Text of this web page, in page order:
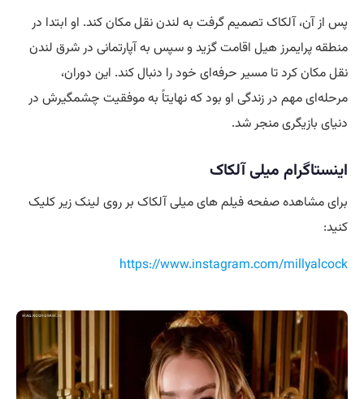
پس از آن، آلکاک تصمیم گرفت به لندن نقل مکان کند. او ابتدا در
منطقه پرایمرز هیل اقامت گزید و سپس به آپارتمانی در شرق لندن
نقل مکان کرد تا مسیر حرفه‌ای خود را دنبال کند. این دوران،
مرحله‌ای مهم در زندگی او بود که نهایتاً به موفقیت چشمگیرش در
دنیای بازیگری منجر شد.
اینستاگرام میلی آلکاک
برای مشاهده صفحه فیلم‌ های میلی آلکاک بر روی لینک زیر کلیک
کنید:
https://www.instagram.com/millyalcock